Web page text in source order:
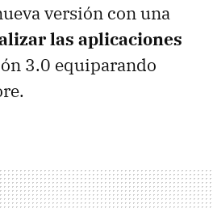
versión con una
las aplicaciones
3.0 equiparando